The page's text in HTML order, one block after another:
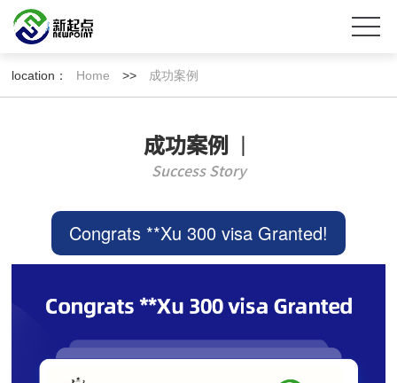
location： Home >> 成功案例
成功案例 丨
Success Story
Congrats **Xu 300 visa Granted!